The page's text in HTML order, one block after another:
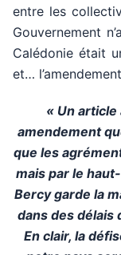
entre les
Gouvernement
Calédonie était
et…
« Un article
amendement
que les
mais par le
Bercy garde la
dans des délais
En clair, la